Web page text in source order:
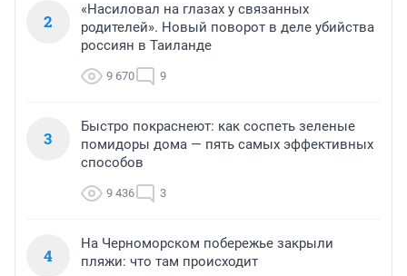
2
«Насиловал на глазах у связанных
родителей». Новый поворот в деле убийства
россиян в Таиланде
9 670 9
3
Быстро покраснеют: как соспеть зеленые
помидоры дома — пять самых эффективных
способов
9 436 3
4
На Черноморском побережье закрыли
пляжи: что там происходит